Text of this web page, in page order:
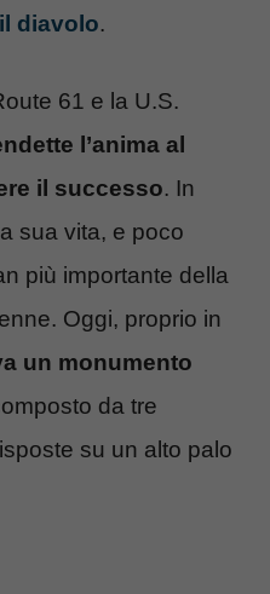
diavolo.
61 e la U.S.
l’anima al
il successo. In
sua vita, e poco
più importante della
Oggi, proprio in
un monumento
da tre
su un alto palo